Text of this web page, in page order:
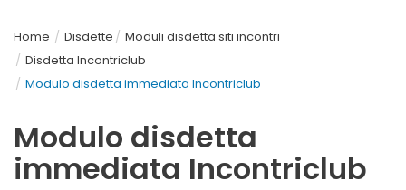
Home Disdette
Moduli disdetta siti incontri
Disdetta Incontriclub
Modulo disdetta immediata Incontriclub
Modulo disdetta
immediata Incontriclub